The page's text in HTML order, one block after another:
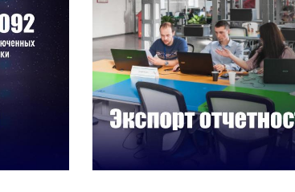
Смотреть проект